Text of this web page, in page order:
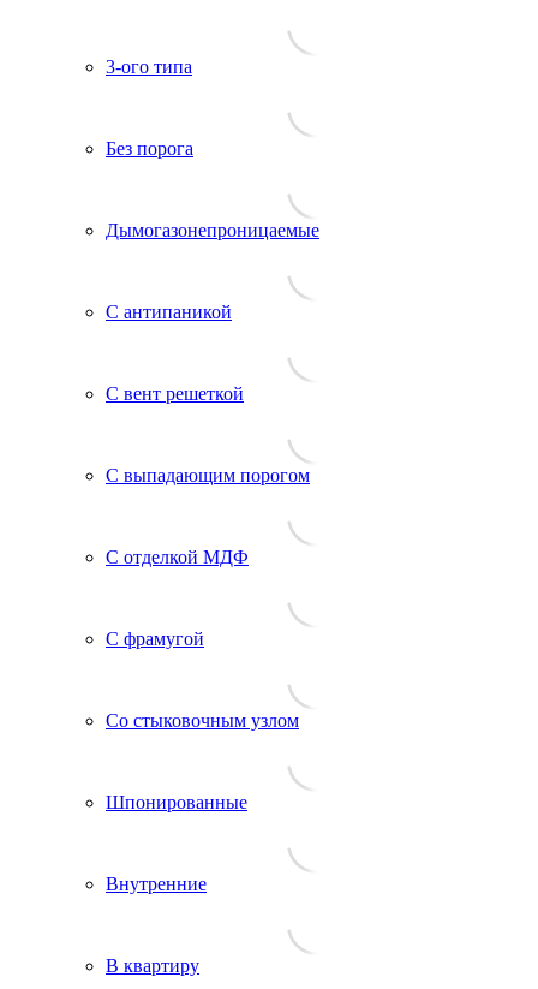
3-ого типа
Без порога
Дымогазонепроницаемые
С антипаникой
С вент решеткой
С выпадающим порогом
С отделкой МДФ
С фрамугой
Со стыковочным узлом
Шпонированные
Внутренние
В квартиру